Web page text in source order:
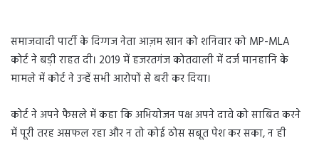
समाजवादी पार्टी के दिग्गज नेता आज़म खान को शनिवार को MP-MLA
कोर्ट ने बड़ी राहत दी। 2019 में हजरतगंज कोतवाली में दर्ज मानहानि के
मामले में कोर्ट ने उन्हें सभी आरोपों से बरी कर दिया।
कोर्ट ने अपने फैसले में कहा कि अभियोजन पक्ष अपने दावे को साबित करने
में पूरी तरह असफल रहा और न तो कोई ठोस सबूत पेश कर सका, न ही